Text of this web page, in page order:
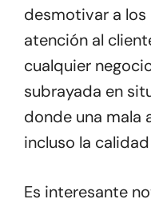
desmotivar a los
atención al
cualquier
subrayada en
donde una mala
incluso la
Es interesante